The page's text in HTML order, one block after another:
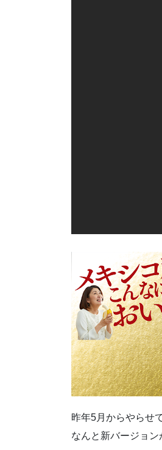
昨年5月からやらせ
なんと新バージョン